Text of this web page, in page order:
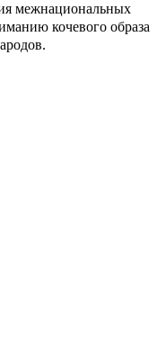
межнациональных
кочевого образа